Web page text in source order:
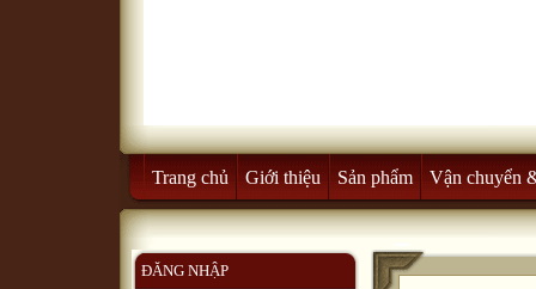
Trang chủ Giới thiệu Sản phẩm Vận chuyển
ĐĂNG NHẬP